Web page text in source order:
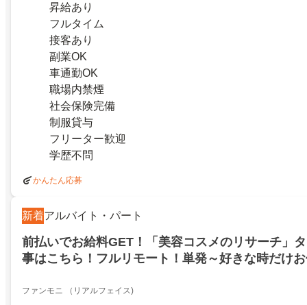
昇給あり
フルタイム
接客あり
副業OK
車通勤OK
職場内禁煙
社会保険完備
制服貸与
フリーター歓迎
学歴不問
かんたん応募
新着アルバイト・パート
前払いでお給料GET！「美容コスメのリサーチ」
事はこちら！フルリモート！単発～好きな時だけ
ファンモニ （リアルフェイス)